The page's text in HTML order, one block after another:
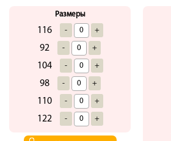
Размеры
116 - +
92 - +
104 - +
98 - +
110 - +
122 - +